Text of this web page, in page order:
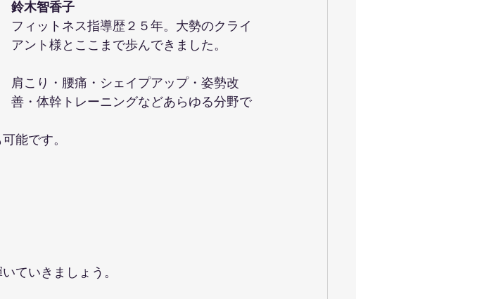
鈴木智香子
フィットネス指導歴２５年。大勢のクライ
アント様とここまで歩んできました。
肩こり・腰痛・シェイプアップ・姿勢改
善・体幹トレーニングなどあらゆる分野で
能です。
ていきましょう。